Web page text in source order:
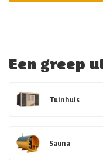
Een greep
Tuinhuis
Sauna